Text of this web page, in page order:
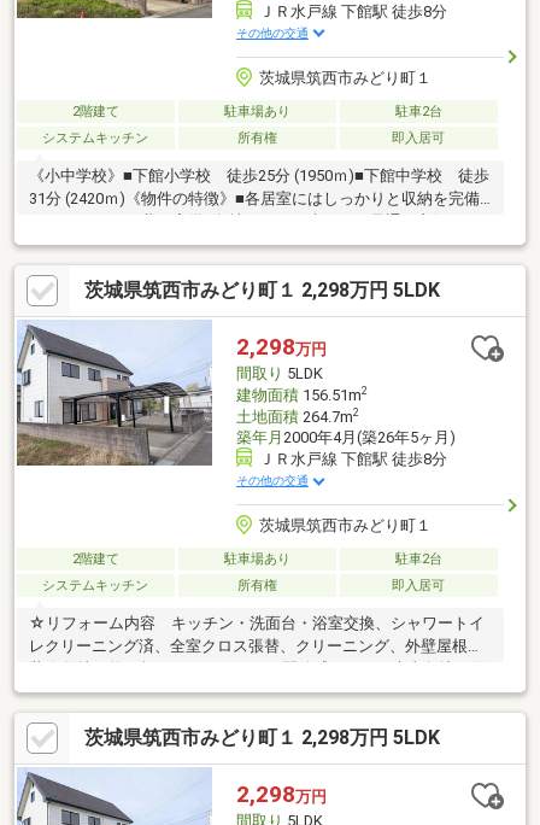
ＪＲ水戸線 下館駅 徒歩8分
その他の交通
茨城県筑西市みどり町１
2階建て 駐車場あり
駐車2台
システムキッチン
所有権 即入居可
《小中学校》■下館小学校 徒歩25分 (1950ｍ)■下館中学校 徒歩
31分 (2420ｍ)《物件の特徴》■各居室にはしっかりと収納を完備■
《周辺環境》■カスミまで徒歩10分■セブンイレブンまで徒歩9分■
ウエルシアまで徒歩8分《ひだまりハウスのお家探し》（1）当社
提携銀行ご紹介・変動金利0.59％～（最低金利基準）、団体信用
生命保険（全疾病と5つの重大疾病保証付）（2）自己資金0円、
勤続1年未満、産休・育休中、確定申告等の住宅購入サポート
（3）諸費用ローン・おまとめローンのご紹介
茨城県筑西市みどり町１ 2,298万円 5LDK
2,298万円
間取り 5LDK
建物面積156.51m2
土地面積264.7m2
築年月 2000年4月(築26年5ヶ月)
ＪＲ水戸線 下館駅 徒歩8分
その他の交通
茨城県筑西市みどり町１
2階建て 駐車場あり
駐車2台
システムキッチン
所有権 即入居可
☆リフォーム内容 キッチン・洗面台・浴室交換、シャワートイ
レクリーニング済、全室クロス張替、クリーニング、外壁屋根塗
当たりも良好です。☆室内は建物面積は156.51㎡を誇る5LDK。12
帖の和室やリビング、さらには専用の書斎まで完備された贅沢な
間取りが大きな魅力。☆吹き抜けのある明るい玄関や追焚機能付
き浴室など、快適な暮らしを支える充実の設備が整っています。
☆南東角地/駐車場2台可/簡易ガス■■■周辺施設■■■JR水戸線下館
駅 約600m下館小学校 約1.7km下館南中学校 約1.2km筑西市
茨城県筑西市みどり町１ 2,298万円 5LDK
2,298万円
間取り 5LDK